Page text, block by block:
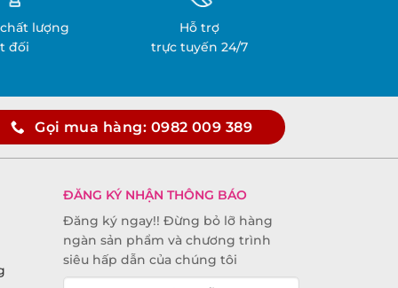
lượng
đối
Hỗ trợ
trực tuyến 24/7
Gọi mua hàng: 0982 009 389
ĐĂNG KÝ NHẬN THÔNG BÁO
Đăng ký ngay!! Đừng bỏ lỡ hàng
ngàn sản phẩm và chương trình
siêu hấp dẫn của chúng tôi